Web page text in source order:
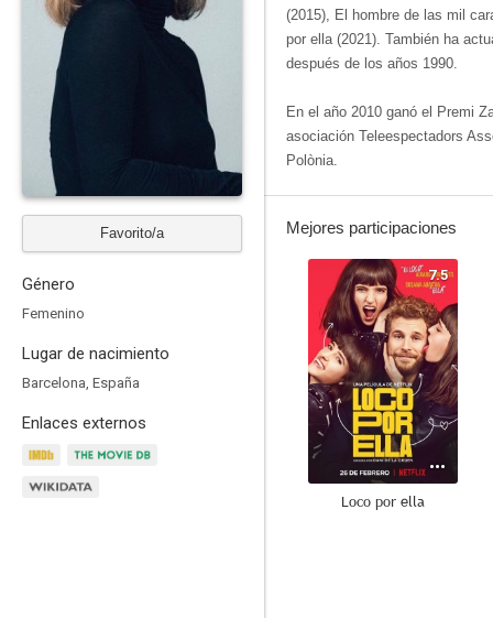
Favorito/a
Género
Femenino
Lugar de nacimiento
Barcelona, España
Enlaces externos
(2015), El hombre de las mil
por ella (2021). También ha
después de los años 1990.
En el año 2010 ganó el Premi
asociación Teleespectadors
Polònia.
Mejores participaciones
7.5
Loco por ella